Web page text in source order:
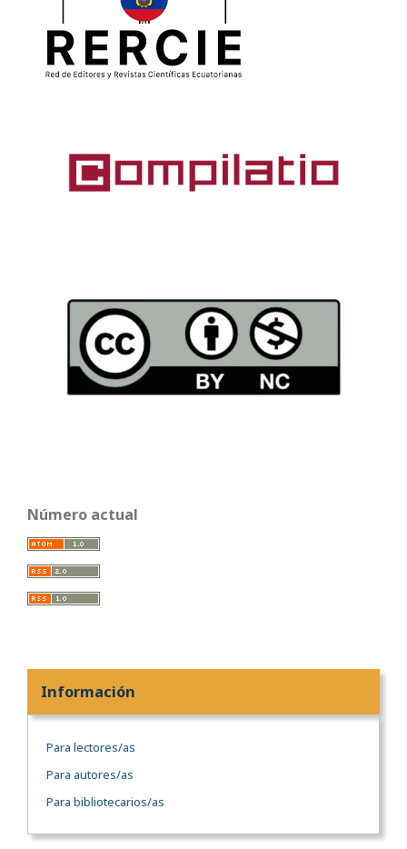
Número actual
Información
Para lectores/as
Para autores/as
Para bibliotecarios/as